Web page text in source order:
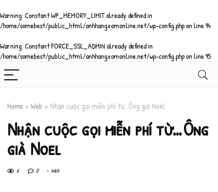
Warning: Constant WP_MEMORY_LIMIT already defined in
/home/somebest/public_html/anhhangxomonline.net/wp-config.phpon line94
Warning: Constant FORCE_SSL_ADMIN already defined in
/home/somebest/public_html/anhhangxomonline.net/wp-config.phpon line95
Home » Web » Nhận cuộc gọi miễn phí từ…Ông già Noel
Nhận cuộc gọi miễn phí từ…Ông
già Noel
6 0 Web